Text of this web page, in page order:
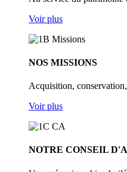
Voir plus
NOS MISSIONS
Acquisition,
Voir plus
NOTRE CONSEIL